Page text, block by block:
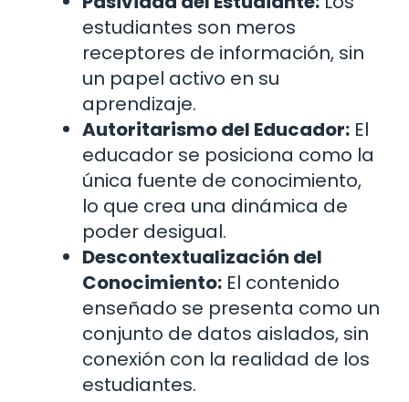
estudiantes son meros
receptores de información, sin
un papel activo en su
aprendizaje.
Autoritarismo del Educador: El
educador se posiciona como la
única fuente de conocimiento,
lo que crea una dinámica de
poder desigual.
Descontextualización del
Conocimiento: El contenido
enseñado se presenta como un
conjunto de datos aislados, sin
conexión con la realidad de los
estudiantes.